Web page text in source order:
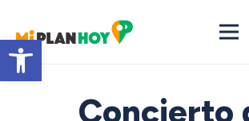
Abrir barra de herramientas
Concierto